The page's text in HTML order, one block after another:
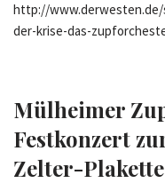
http://
der-krise-das-
Mülheimer
Festkonzert
Zelter-